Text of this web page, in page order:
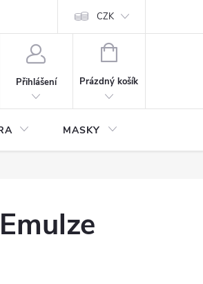
CZK
Přihlášení
NÁKUPNÍ
Prázdný košík
MASKY